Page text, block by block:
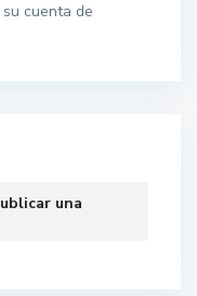
cuenta de
una